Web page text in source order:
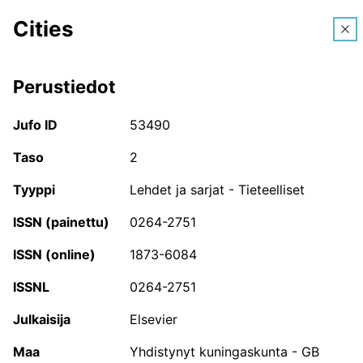
Hae kanavaa nimellä, JufoID:llä tai ISSN- tai ISBN-
JUFO-portaali
JUFO-portaali on tutkijoille ja muille tieteen parissa
Julkaisufoorumi-luokituksen piiriin kuuluvien
kirjakustantajien tietoja. Palvelusta löytyvät myös
Suomessa toimivien tutkijoiden käyttämät
Cities
Perustiedot
Jufo ID
53490
Taso
2
Tyyppi
Lehdet ja sarjat - Tieteelliset
ISSN (painettu)
0264-2751
ISSN (online)
1873-6084
ISSNL
0264-2751
Julkaisija
Elsevier
Maa
Yhdistynyt kuningaskunta - GB